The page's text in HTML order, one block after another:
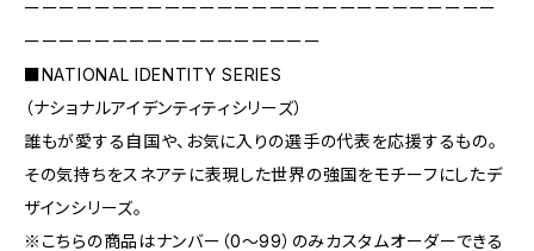
ーーーーーーーーーーーーーーーーーーーーーーーーーーー
ーーーーーーーーーーーーーーーーー
■NATIONAL IDENTITY SERIES
（ナショナルアイデンティティシリーズ）
誰もが愛する自国や、お気に入りの選手の代表を応援するもの。
その気持ちをスネアテに表現した世界の強国をモチーフにしたデ
ザインシリーズ。
※こちらの商品はナンバー（0〜99）のみカスタムオーダーできる